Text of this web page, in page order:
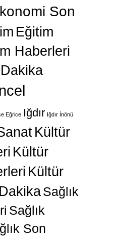
Son
Eğitim
Haberleri
Eğrice Iğdır Iğdır İnönü
Kültür
Kültür
Kültür
Sağlık
Sağlık
Son